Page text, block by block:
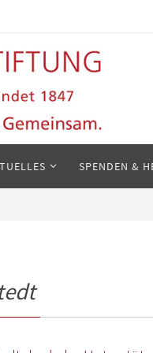
SPENDEN &